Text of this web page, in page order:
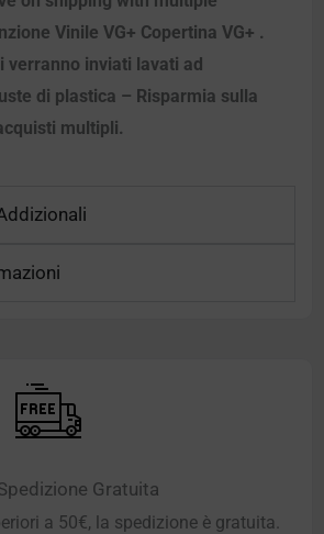
Vinile VG+ Copertina VG+ .
verranno inviati lavati ad
di plastica – Risparmia sulla
multipli.
Gratuita
a 50€, la spedizione è gratuita.